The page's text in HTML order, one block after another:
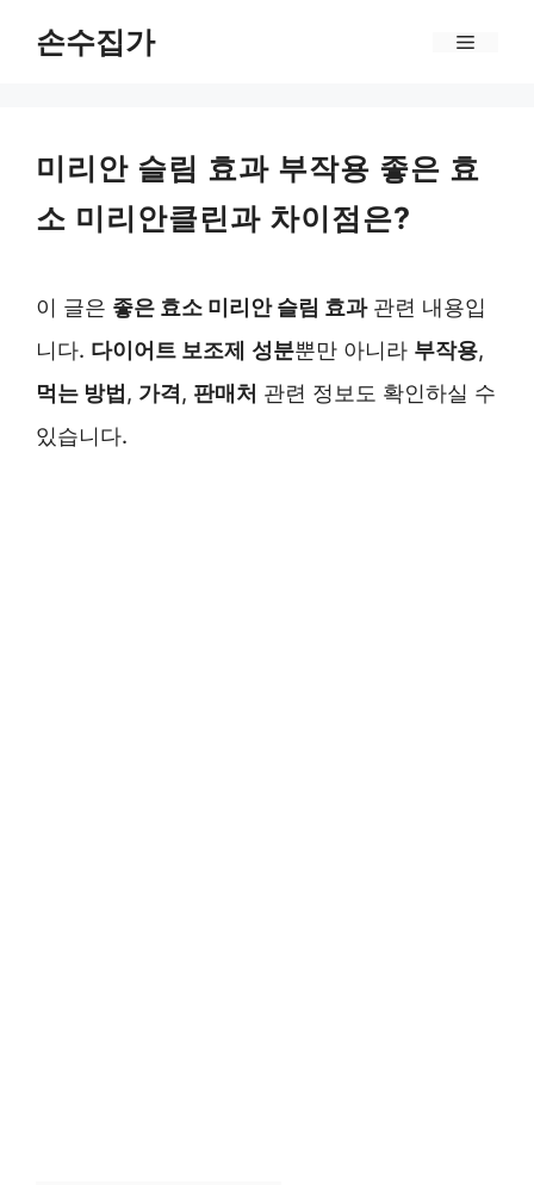
손수집가 Menu
미리안 슬림 효과 부작용 좋은 효
소 미리안클린과 차이점은?
이 글은 좋은 효소 미리안 슬림 효과관련 내용입
니다. 다이어트 보조제 성분뿐만 아니라 부작용,
먹는 방법 , 가격 , 판매처 관련 정보도 확인하실 수
있습니다.